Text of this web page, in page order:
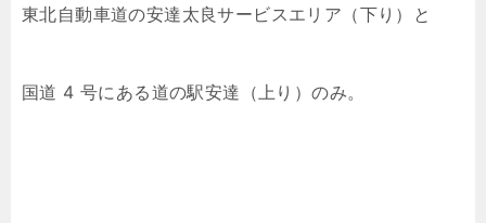
東北自動車道の安達太良サービスエリア（下り）と
国道 4 号にある道の駅安達（上り）のみ。